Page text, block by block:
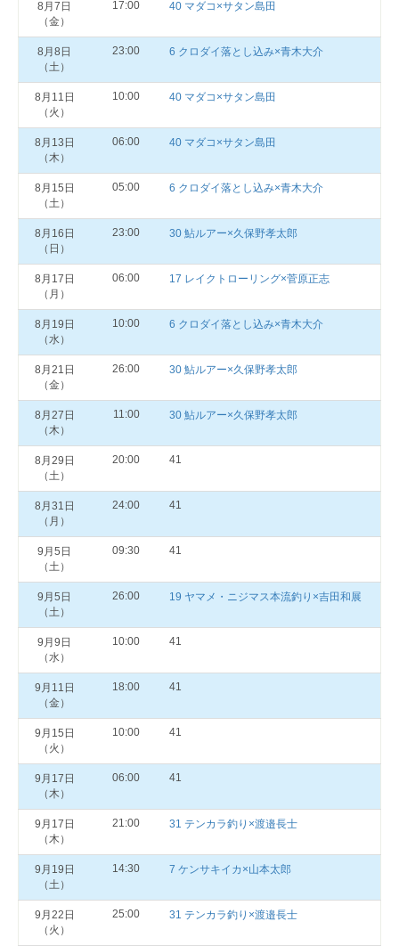
8月7日
（金）
17:00 40 マダコ×サタン島田
8月8日
（土）
23:00 6 クロダイ落とし込み×青木大介
8月11日
（火）
10:00 40 マダコ×サタン島田
8月13日
（木）
06:00 40 マダコ×サタン島田
8月15日
（土）
05:00 6 クロダイ落とし込み×青木大介
8月16日
（日）
23:00 30 鮎ルアー×久保野孝太郎
8月17日
（月）
06:00 17 レイクトローリング×菅原正志
8月19日
（水）
10:00 6 クロダイ落とし込み×青木大介
8月21日
（金）
26:00 30 鮎ルアー×久保野孝太郎
8月27日
（木）
11:00 30 鮎ルアー×久保野孝太郎
8月29日
（土）
20:00 41
8月31日
（月）
24:00 41
9月5日
（土）
09:30 41
9月5日
（土）
26:00 19 ヤマメ・ニジマス本流釣り×吉田和展
9月9日
（水）
10:00 41
9月11日
（金）
18:00 41
9月15日
（火）
10:00 41
9月17日
（木）
06:00 41
9月17日
（木）
21:00 31 テンカラ釣り×渡邉長士
9月19日
（土）
14:30 7 ケンサキイカ×山本太郎
9月22日
（火）
25:00 31 テンカラ釣り×渡邉長士